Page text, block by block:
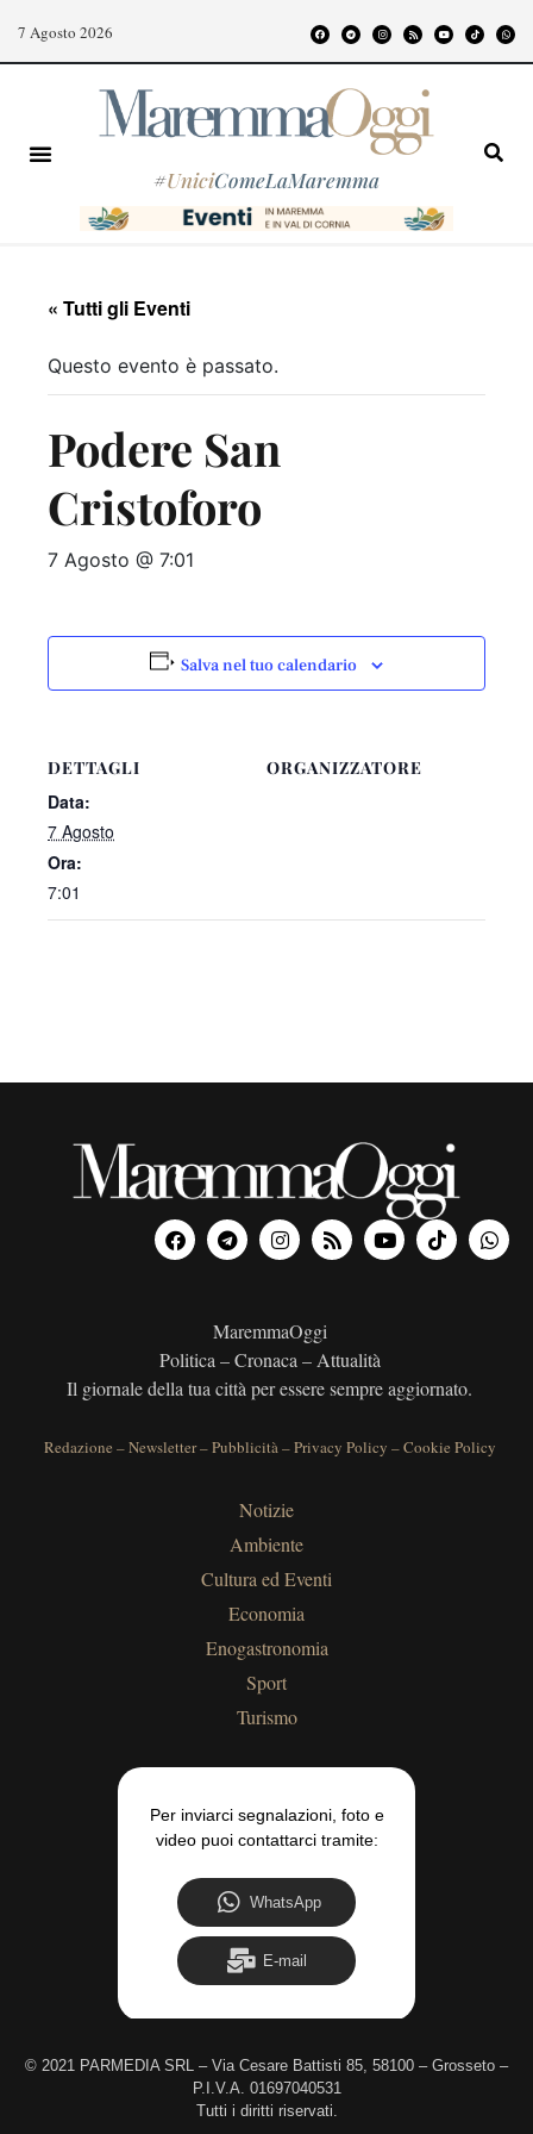
7 Agosto 2026
#UniciComeLaMaremma
« Tutti gli Eventi
Questo evento è passato.
Podere San
Cristoforo
7 Agosto @ 7:01
Salva nel tuo calendario
DETTAGLI
Data:
7 Agosto
Ora:
7:01
ORGANIZZATORE
MaremmaOggi
Politica – Cronaca – Attualità
Il giornale della tua città per essere sempre aggiornato.
Redazione –Newsletter–Pubblicità–Privacy Policy –Cookie Policy
Notizie
Ambiente
Cultura ed Eventi
Economia
Enogastronomia
Sport
Turismo
Per inviarci segnalazioni, foto e
video puoi contattarci tramite:
WhatsApp
E-mail
© 2021 PARMEDIA SRL – Via Cesare Battisti 85, 58100 – Grosseto –
P.I.V.A. 01697040531
Tutti i diritti riservati.